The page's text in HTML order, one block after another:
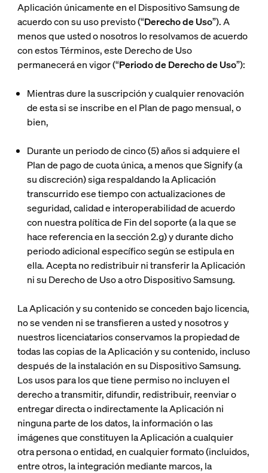
Aplicación únicamente en el Dispositivo Samsung de
acuerdo con su uso previsto (“Derecho de Uso”). A
menos que usted o nosotros lo resolvamos de acuerdo
con estos Términos, este Derecho de Uso
permanecerá en vigor (“Periodo de Derecho de Uso”):
Mientras dure la suscripción y cualquier renovación
de esta si se inscribe en el Plan de pago mensual, o
bien,
Durante un periodo de cinco (5) años si adquiere el
Plan de pago de cuota única, a menos que Signify (a
su discreción) siga respaldando la Aplicación
transcurrido ese tiempo con actualizaciones de
seguridad, calidad e interoperabilidad de acuerdo
con nuestra política de Fin del soporte (a la que se
hace referencia en la sección 2.g) y durante dicho
periodo adicional específico según se estipula en
ella. Acepta no redistribuir ni transferir la Aplicación
ni su Derecho de Uso a otro Dispositivo Samsung.
La Aplicación y su contenido se conceden bajo licencia,
no se venden ni se transfieren a usted y nosotros y
nuestros licenciatarios conservamos la propiedad de
todas las copias de la Aplicación y su contenido, incluso
después de la instalación en su Dispositivo Samsung.
Los usos para los que tiene permiso no incluyen el
derecho a transmitir, difundir, redistribuir, reenviar o
entregar directa o indirectamente la Aplicación ni
ninguna parte de los datos, la información o las
imágenes que constituyen la Aplicación a cualquier
otra persona o entidad, en cualquier formato (incluidos,
entre otros, la integración mediante marcos, la